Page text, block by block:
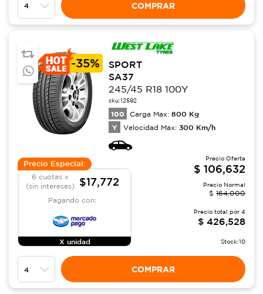
COMPRAR
-35%
SPORT
SA37
245/45 R18 100Y
sku:12592
100 Carga Max: 800 Kg
Y Velocidad Max: 300 Km/h
Precio Especial:
6 cuotas x
(sin intereses)
$17,772
Pagando con:
X unidad
Precio Oferta
$ 106,632
Precio Normal
$ 164,000
Precio total por 4
$ 426,528
Stock:10
COMPRAR